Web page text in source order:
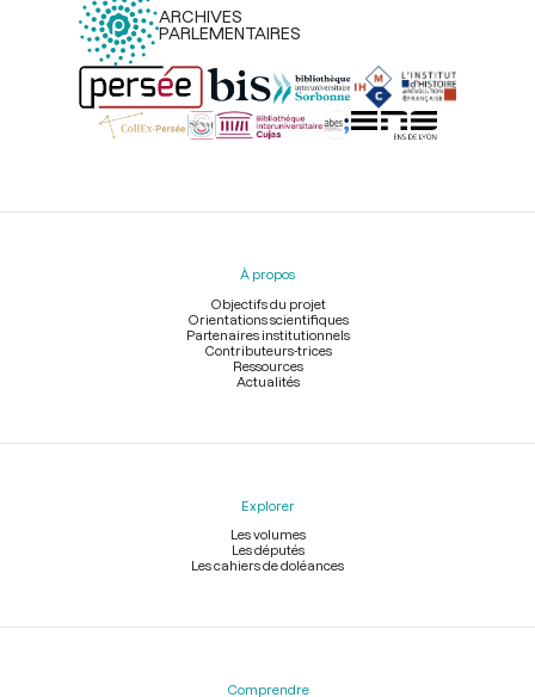
ARCHIVES
PARLEMENTAIRES
Menu
À propos
Objectifs du projet
Orientations scientifiques
Partenaires institutionnels
Contributeurs-trices
Ressources
Actualités
Explorer
Les volumes
Les députés
Les cahiers de doléances
Comprendre